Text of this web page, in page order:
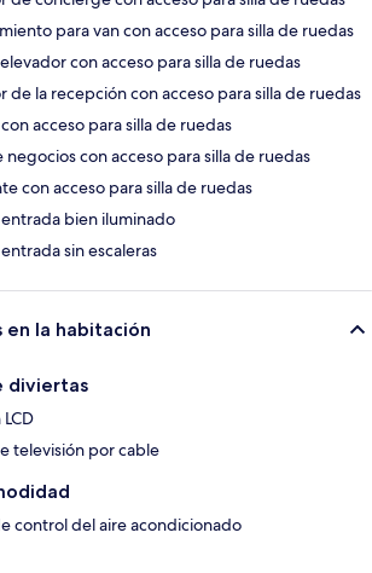
para van con acceso para silla de ruedas
con acceso para silla de ruedas
de la recepción con acceso para silla de ruedas
acceso para silla de ruedas
negocios con acceso para silla de ruedas
con acceso para silla de ruedas
entrada bien iluminado
sin escaleras
en la habitación
diviertas
televisión por cable
control del aire acondicionado